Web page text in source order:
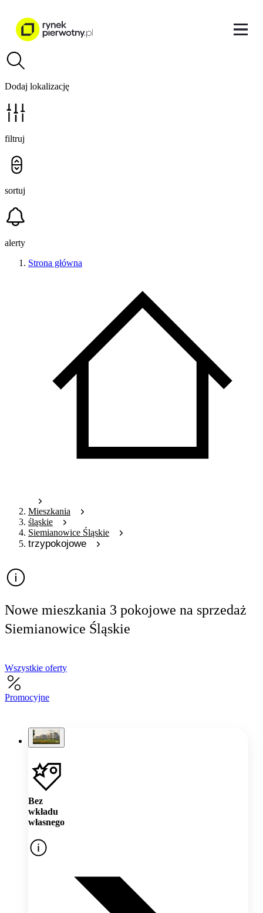
Dodaj lokalizację
filtruj
sortuj
alerty
Strona główna
Mieszkania
śląskie
Siemianowice Śląskie
trzypokojowe
Nowe mieszkania 3 pokojowe na sprzedaż
Siemianowice Śląskie
Wszystkie oferty
Promocyjne
Bez
wkładu
własnego